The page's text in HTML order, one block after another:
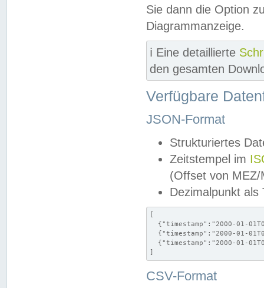
Sie dann die Option
Diagrammanzeige.
ℹ️ Eine detaillierte
den gesamten
Verfügbare
JSON-Format
Strukturiertes
Zeitstempel im
(Offset von MEZ/
Dezimalpunkt als
[
{"timestamp":"2000-01-
{"timestamp":"2000-01-
{"timestamp":"2000-01-
]
CSV-Format